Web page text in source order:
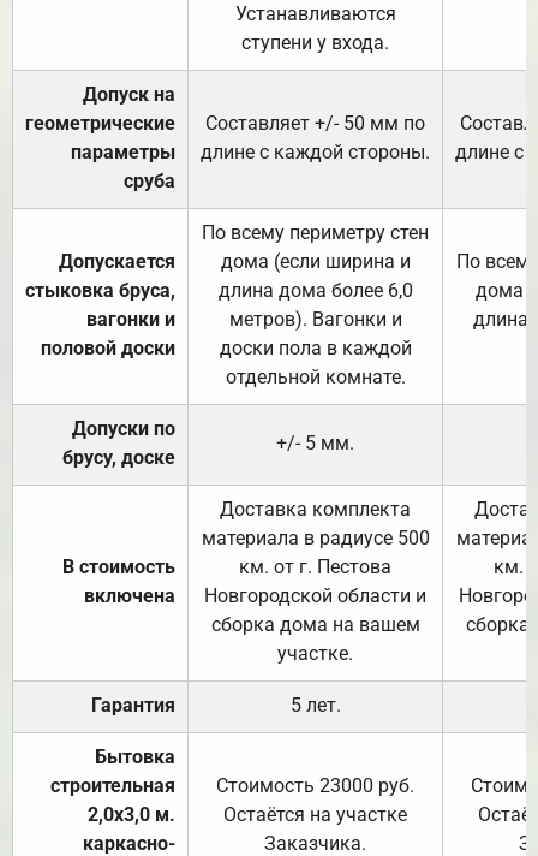
Устанавливаются
ступени у входа.
Допуск на
геометрические
параметры
сруба
Составляет +/- 50 мм по
длине с каждой стороны.
длине с
Допускается
стыковка бруса,
вагонки и
половой доски
По всему периметру стен
дома (если ширина и
длина дома более 6,0
метров). Вагонки и
доски пола в каждой
отдельной комнате.
По
дома
длина
Допуски по
брусу, доске
+/- 5 мм.
В стоимость
включена
Доставка комплекта
материала в радиусе 500
км. от г. Пестова
Новгородской области и
сборка дома на вашем
участке.
км.
Гарантия 5 лет.
Бытовка
строительная
2,0х3,0 м.
каркасно-
Стоимость 23000 руб.
Остаётся на участке
Заказчика.